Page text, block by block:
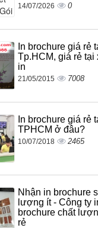
14/07/2026 0
In brochure giá rẻ
Tp.HCM, giá rẻ tại
in
21/05/2015 7008
In brochure giá rẻ
TPHCM ở đâu?
10/07/2018 2465
Nhận in brochure
lượng ít - Công ty
brochure chất
rẻ